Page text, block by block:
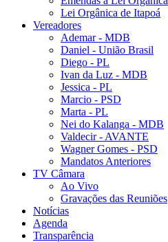
Lei Orgânica de Itapoá
Vereadores
Ademar - MDB
Daniel - União Brasil
Diego - PL
Ivan da Luz - MDB
Jessica - PL
Marcio - PSD
Marta - PL
Nei do Kalanga - MDB
Valdecir - AVANTE
Wagner Gomes - PSD
Mandatos Anteriores
TV Câmara
Ao Vivo
Gravações das Reuniões
Notícias
Agenda
Transparência